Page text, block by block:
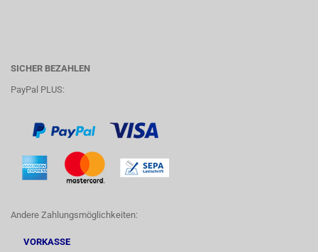
SICHER BEZAHLEN
PayPal PLUS:
Andere Zahlungsmöglichkeiten:
VORKASSE